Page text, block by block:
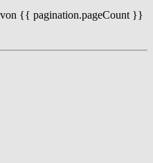
{{ pagination.pageCount }}